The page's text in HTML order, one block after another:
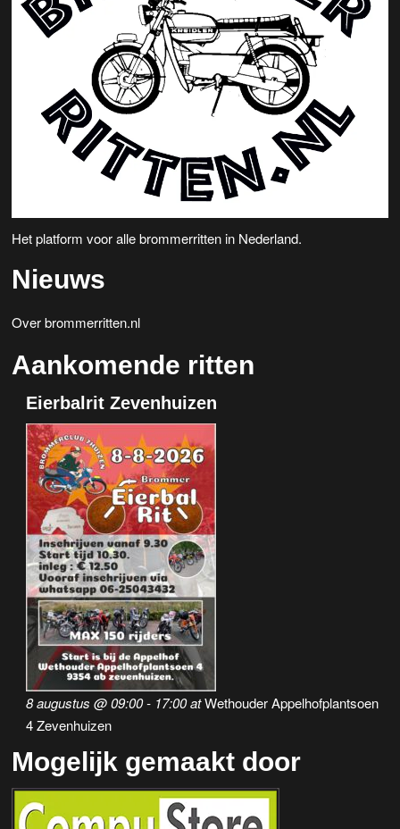
Het platform voor alle brommerritten in Nederland.
Nieuws
Over brommerritten.nl
Aankomende ritten
Eierbalrit Zevenhuizen
8 augustus @ 09:00- 17:00atWethouder Appelhofplantsoen
4 Zevenhuizen
Mogelijk gemaakt door